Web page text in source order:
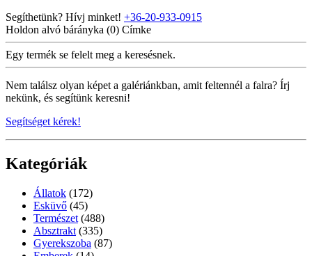
Segíthetünk? Hívj minket! +36-20-933-0915
Holdon alvó bárányka (0) Címke
Egy termék se felelt meg a keresésnek.
Nem találsz olyan képet a galériánkban, amit feltennél a falra? Írj
nekünk, és segítünk keresni!
Segítséget kérek!
Kategóriák
Állatok (172)
Esküvő (45)
Természet (488)
Absztrakt (335)
Gyerekszoba (87)